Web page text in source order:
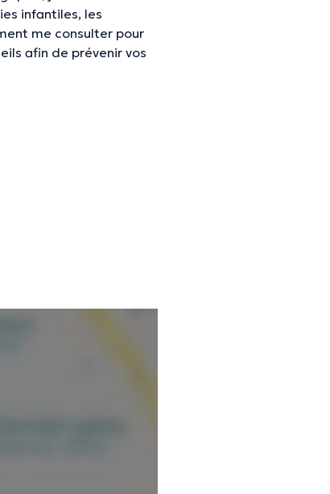
infantiles, les
me consulter pour
afin de prévenir vos
en néerlandais
vérifiées.